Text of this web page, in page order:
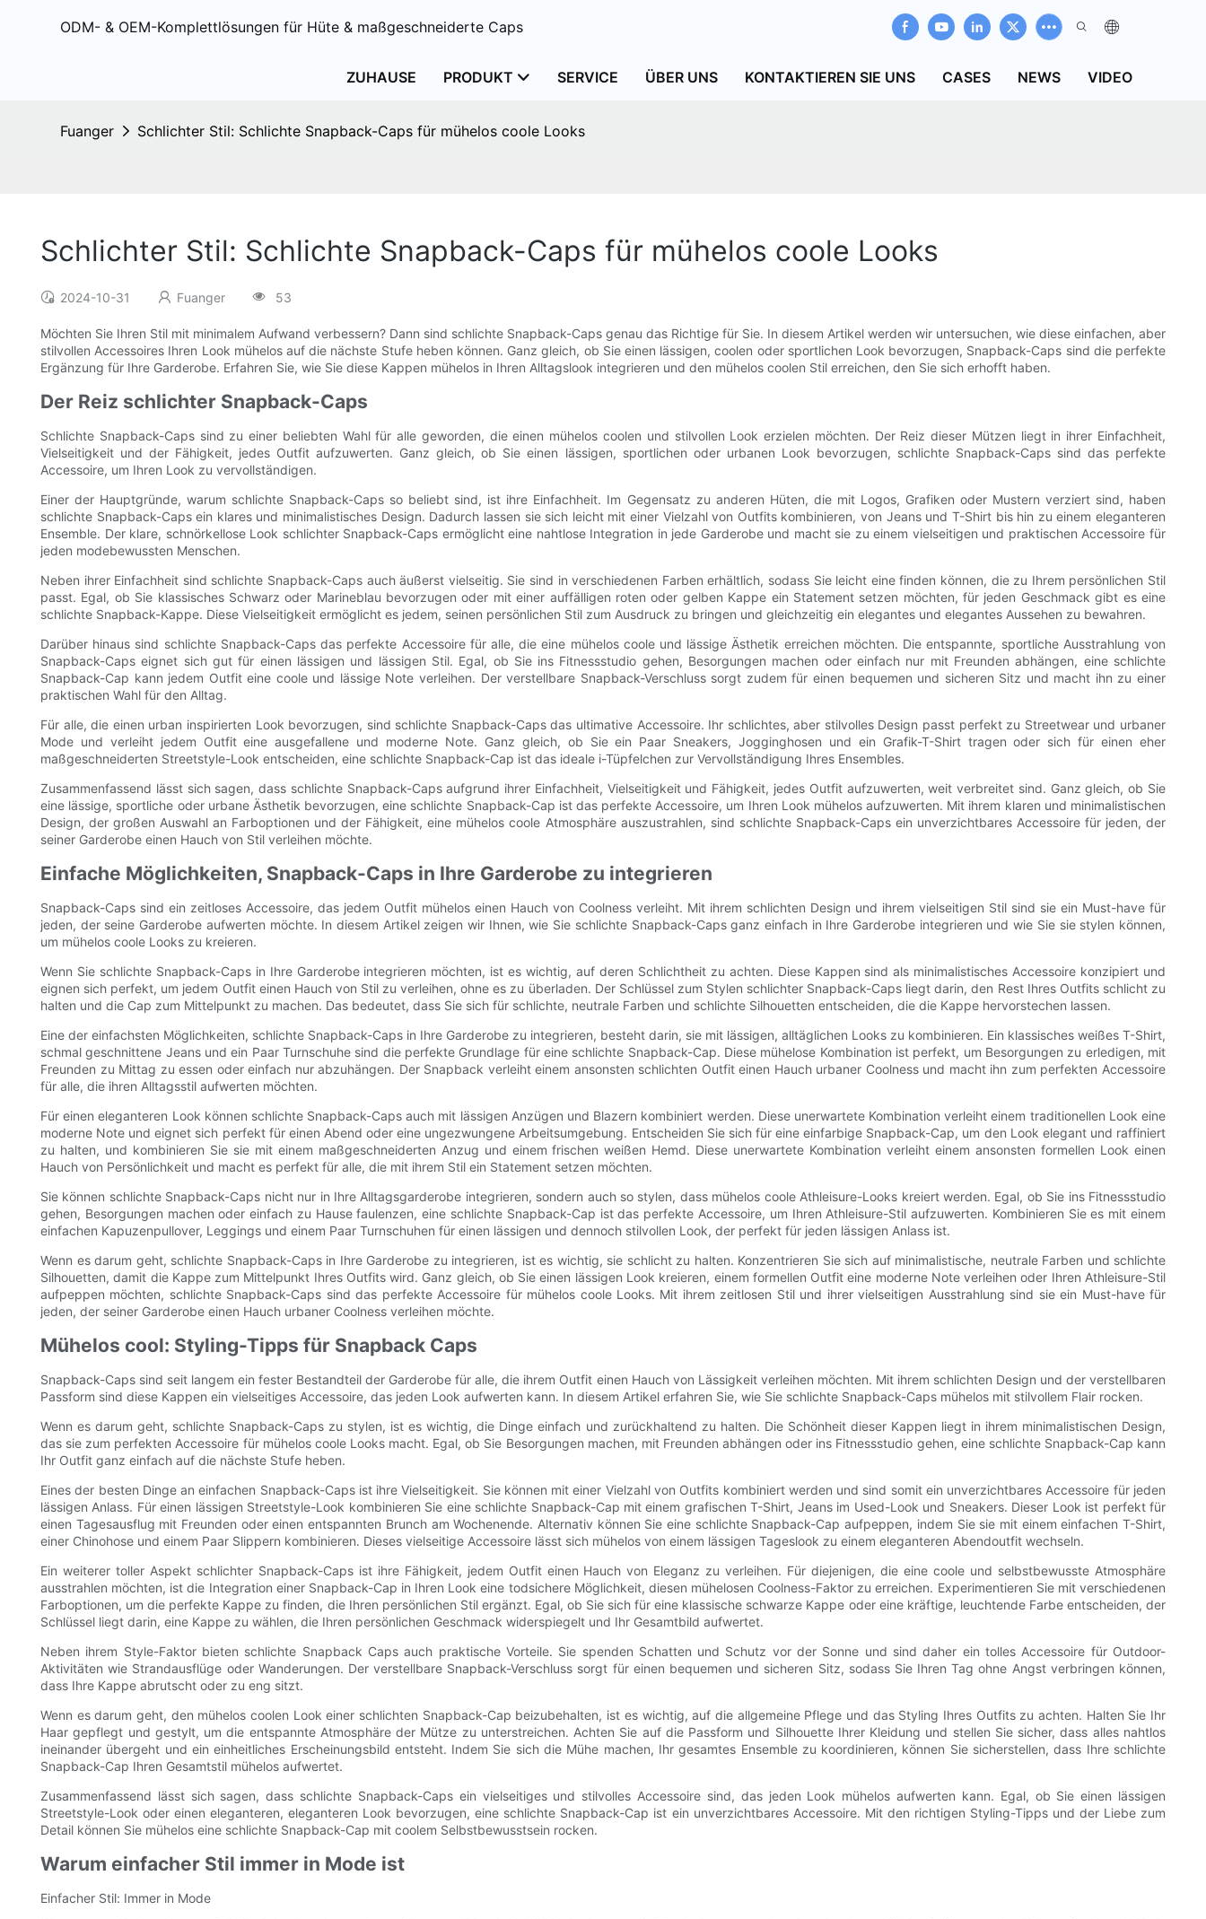
ODM- & OEM-Komplettlösungen für Hüte & maßgeschneiderte Caps
ZUHAUSE PRODUKT SERVICE ÜBER UNS KONTAKTIEREN SIE UNS CASES NEWS VIDEO
Fuanger Schlichter Stil: Schlichte Snapback-Caps für mühelos coole Looks
Schlichter Stil: Schlichte Snapback-Caps für mühelos coole Looks
2024-10-31 Fuanger 53
Möchten Sie Ihren Stil mit minimalem Aufwand verbessern? Dann sind schlichte Snapback-Caps genau das Richtige für Sie. In diesem Artikel werden wir untersuchen, wie diese einfachen, aber
stilvollen Accessoires Ihren Look mühelos auf die nächste Stufe heben können. Ganz gleich, ob Sie einen lässigen, coolen oder sportlichen Look bevorzugen, Snapback-Caps sind die perfekte
Ergänzung für Ihre Garderobe. Erfahren Sie, wie Sie diese Kappen mühelos in Ihren Alltagslook integrieren und den mühelos coolen Stil erreichen, den Sie sich erhofft haben.
Der Reiz schlichter Snapback-Caps
Schlichte Snapback-Caps sind zu einer beliebten Wahl für alle geworden, die einen mühelos coolen und stilvollen Look erzielen möchten. Der Reiz dieser Mützen liegt in ihrer Einfachheit,
Vielseitigkeit und der Fähigkeit, jedes Outfit aufzuwerten. Ganz gleich, ob Sie einen lässigen, sportlichen oder urbanen Look bevorzugen, schlichte Snapback-Caps sind das perfekte
Accessoire, um Ihren Look zu vervollständigen.
Einer der Hauptgründe, warum schlichte Snapback-Caps so beliebt sind, ist ihre Einfachheit. Im Gegensatz zu anderen Hüten, die mit Logos, Grafiken oder Mustern verziert sind, haben
schlichte Snapback-Caps ein klares und minimalistisches Design. Dadurch lassen sie sich leicht mit einer Vielzahl von Outfits kombinieren, von Jeans und T-Shirt bis hin zu einem eleganteren
Ensemble. Der klare, schnörkellose Look schlichter Snapback-Caps ermöglicht eine nahtlose Integration in jede Garderobe und macht sie zu einem vielseitigen und praktischen Accessoire für
jeden modebewussten Menschen.
Neben ihrer Einfachheit sind schlichte Snapback-Caps auch äußerst vielseitig. Sie sind in verschiedenen Farben erhältlich, sodass Sie leicht eine finden können, die zu Ihrem persönlichen Stil
passt. Egal, ob Sie klassisches Schwarz oder Marineblau bevorzugen oder mit einer auffälligen roten oder gelben Kappe ein Statement setzen möchten, für jeden Geschmack gibt es eine
schlichte Snapback-Kappe. Diese Vielseitigkeit ermöglicht es jedem, seinen persönlichen Stil zum Ausdruck zu bringen und gleichzeitig ein elegantes und elegantes Aussehen zu bewahren.
Darüber hinaus sind schlichte Snapback-Caps das perfekte Accessoire für alle, die eine mühelos coole und lässige Ästhetik erreichen möchten. Die entspannte, sportliche Ausstrahlung von
Snapback-Caps eignet sich gut für einen lässigen und lässigen Stil. Egal, ob Sie ins Fitnessstudio gehen, Besorgungen machen oder einfach nur mit Freunden abhängen, eine schlichte
Snapback-Cap kann jedem Outfit eine coole und lässige Note verleihen. Der verstellbare Snapback-Verschluss sorgt zudem für einen bequemen und sicheren Sitz und macht ihn zu einer
praktischen Wahl für den Alltag.
Für alle, die einen urban inspirierten Look bevorzugen, sind schlichte Snapback-Caps das ultimative Accessoire. Ihr schlichtes, aber stilvolles Design passt perfekt zu Streetwear und urbaner
Mode und verleiht jedem Outfit eine ausgefallene und moderne Note. Ganz gleich, ob Sie ein Paar Sneakers, Jogginghosen und ein Grafik-T-Shirt tragen oder sich für einen eher
maßgeschneiderten Streetstyle-Look entscheiden, eine schlichte Snapback-Cap ist das ideale i-Tüpfelchen zur Vervollständigung Ihres Ensembles.
Zusammenfassend lässt sich sagen, dass schlichte Snapback-Caps aufgrund ihrer Einfachheit, Vielseitigkeit und Fähigkeit, jedes Outfit aufzuwerten, weit verbreitet sind. Ganz gleich, ob Sie
eine lässige, sportliche oder urbane Ästhetik bevorzugen, eine schlichte Snapback-Cap ist das perfekte Accessoire, um Ihren Look mühelos aufzuwerten. Mit ihrem klaren und minimalistischen
Design, der großen Auswahl an Farboptionen und der Fähigkeit, eine mühelos coole Atmosphäre auszustrahlen, sind schlichte Snapback-Caps ein unverzichtbares Accessoire für jeden, der
seiner Garderobe einen Hauch von Stil verleihen möchte.
Einfache Möglichkeiten, Snapback-Caps in Ihre Garderobe zu integrieren
Snapback-Caps sind ein zeitloses Accessoire, das jedem Outfit mühelos einen Hauch von Coolness verleiht. Mit ihrem schlichten Design und ihrem vielseitigen Stil sind sie ein Must-have für
jeden, der seine Garderobe aufwerten möchte. In diesem Artikel zeigen wir Ihnen, wie Sie schlichte Snapback-Caps ganz einfach in Ihre Garderobe integrieren und wie Sie sie stylen können,
um mühelos coole Looks zu kreieren.
Wenn Sie schlichte Snapback-Caps in Ihre Garderobe integrieren möchten, ist es wichtig, auf deren Schlichtheit zu achten. Diese Kappen sind als minimalistisches Accessoire konzipiert und
eignen sich perfekt, um jedem Outfit einen Hauch von Stil zu verleihen, ohne es zu überladen. Der Schlüssel zum Stylen schlichter Snapback-Caps liegt darin, den Rest Ihres Outfits schlicht zu
halten und die Cap zum Mittelpunkt zu machen. Das bedeutet, dass Sie sich für schlichte, neutrale Farben und schlichte Silhouetten entscheiden, die die Kappe hervorstechen lassen.
Eine der einfachsten Möglichkeiten, schlichte Snapback-Caps in Ihre Garderobe zu integrieren, besteht darin, sie mit lässigen, alltäglichen Looks zu kombinieren. Ein klassisches weißes T-Shirt,
schmal geschnittene Jeans und ein Paar Turnschuhe sind die perfekte Grundlage für eine schlichte Snapback-Cap. Diese mühelose Kombination ist perfekt, um Besorgungen zu erledigen, mit
Freunden zu Mittag zu essen oder einfach nur abzuhängen. Der Snapback verleiht einem ansonsten schlichten Outfit einen Hauch urbaner Coolness und macht ihn zum perfekten Accessoire
für alle, die ihren Alltagsstil aufwerten möchten.
Für einen eleganteren Look können schlichte Snapback-Caps auch mit lässigen Anzügen und Blazern kombiniert werden. Diese unerwartete Kombination verleiht einem traditionellen Look eine
moderne Note und eignet sich perfekt für einen Abend oder eine ungezwungene Arbeitsumgebung. Entscheiden Sie sich für eine einfarbige Snapback-Cap, um den Look elegant und raffiniert
zu halten, und kombinieren Sie sie mit einem maßgeschneiderten Anzug und einem frischen weißen Hemd. Diese unerwartete Kombination verleiht einem ansonsten formellen Look einen
Hauch von Persönlichkeit und macht es perfekt für alle, die mit ihrem Stil ein Statement setzen möchten.
Sie können schlichte Snapback-Caps nicht nur in Ihre Alltagsgarderobe integrieren, sondern auch so stylen, dass mühelos coole Athleisure-Looks kreiert werden. Egal, ob Sie ins Fitnessstudio
gehen, Besorgungen machen oder einfach zu Hause faulenzen, eine schlichte Snapback-Cap ist das perfekte Accessoire, um Ihren Athleisure-Stil aufzuwerten. Kombinieren Sie es mit einem
einfachen Kapuzenpullover, Leggings und einem Paar Turnschuhen für einen lässigen und dennoch stilvollen Look, der perfekt für jeden lässigen Anlass ist.
Wenn es darum geht, schlichte Snapback-Caps in Ihre Garderobe zu integrieren, ist es wichtig, sie schlicht zu halten. Konzentrieren Sie sich auf minimalistische, neutrale Farben und schlichte
Silhouetten, damit die Kappe zum Mittelpunkt Ihres Outfits wird. Ganz gleich, ob Sie einen lässigen Look kreieren, einem formellen Outfit eine moderne Note verleihen oder Ihren Athleisure-Stil
aufpeppen möchten, schlichte Snapback-Caps sind das perfekte Accessoire für mühelos coole Looks. Mit ihrem zeitlosen Stil und ihrer vielseitigen Ausstrahlung sind sie ein Must-have für
jeden, der seiner Garderobe einen Hauch urbaner Coolness verleihen möchte.
Mühelos cool: Styling-Tipps für Snapback Caps
Snapback-Caps sind seit langem ein fester Bestandteil der Garderobe für alle, die ihrem Outfit einen Hauch von Lässigkeit verleihen möchten. Mit ihrem schlichten Design und der verstellbaren
Passform sind diese Kappen ein vielseitiges Accessoire, das jeden Look aufwerten kann. In diesem Artikel erfahren Sie, wie Sie schlichte Snapback-Caps mühelos mit stilvollem Flair rocken.
Wenn es darum geht, schlichte Snapback-Caps zu stylen, ist es wichtig, die Dinge einfach und zurückhaltend zu halten. Die Schönheit dieser Kappen liegt in ihrem minimalistischen Design,
das sie zum perfekten Accessoire für mühelos coole Looks macht. Egal, ob Sie Besorgungen machen, mit Freunden abhängen oder ins Fitnessstudio gehen, eine schlichte Snapback-Cap kann
Ihr Outfit ganz einfach auf die nächste Stufe heben.
Eines der besten Dinge an einfachen Snapback-Caps ist ihre Vielseitigkeit. Sie können mit einer Vielzahl von Outfits kombiniert werden und sind somit ein unverzichtbares Accessoire für jeden
lässigen Anlass. Für einen lässigen Streetstyle-Look kombinieren Sie eine schlichte Snapback-Cap mit einem grafischen T-Shirt, Jeans im Used-Look und Sneakers. Dieser Look ist perfekt für
einen Tagesausflug mit Freunden oder einen entspannten Brunch am Wochenende. Alternativ können Sie eine schlichte Snapback-Cap aufpeppen, indem Sie sie mit einem einfachen T-Shirt,
einer Chinohose und einem Paar Slippern kombinieren. Dieses vielseitige Accessoire lässt sich mühelos von einem lässigen Tageslook zu einem eleganteren Abendoutfit wechseln.
Ein weiterer toller Aspekt schlichter Snapback-Caps ist ihre Fähigkeit, jedem Outfit einen Hauch von Eleganz zu verleihen. Für diejenigen, die eine coole und selbstbewusste Atmosphäre
ausstrahlen möchten, ist die Integration einer Snapback-Cap in Ihren Look eine todsichere Möglichkeit, diesen mühelosen Coolness-Faktor zu erreichen. Experimentieren Sie mit verschiedenen
Farboptionen, um die perfekte Kappe zu finden, die Ihren persönlichen Stil ergänzt. Egal, ob Sie sich für eine klassische schwarze Kappe oder eine kräftige, leuchtende Farbe entscheiden, der
Schlüssel liegt darin, eine Kappe zu wählen, die Ihren persönlichen Geschmack widerspiegelt und Ihr Gesamtbild aufwertet.
Neben ihrem Style-Faktor bieten schlichte Snapback Caps auch praktische Vorteile. Sie spenden Schatten und Schutz vor der Sonne und sind daher ein tolles Accessoire für Outdoor-
Aktivitäten wie Strandausflüge oder Wanderungen. Der verstellbare Snapback-Verschluss sorgt für einen bequemen und sicheren Sitz, sodass Sie Ihren Tag ohne Angst verbringen können,
dass Ihre Kappe abrutscht oder zu eng sitzt.
Wenn es darum geht, den mühelos coolen Look einer schlichten Snapback-Cap beizubehalten, ist es wichtig, auf die allgemeine Pflege und das Styling Ihres Outfits zu achten. Halten Sie Ihr
Haar gepflegt und gestylt, um die entspannte Atmosphäre der Mütze zu unterstreichen. Achten Sie auf die Passform und Silhouette Ihrer Kleidung und stellen Sie sicher, dass alles nahtlos
ineinander übergeht und ein einheitliches Erscheinungsbild entsteht. Indem Sie sich die Mühe machen, Ihr gesamtes Ensemble zu koordinieren, können Sie sicherstellen, dass Ihre schlichte
Snapback-Cap Ihren Gesamtstil mühelos aufwertet.
Zusammenfassend lässt sich sagen, dass schlichte Snapback-Caps ein vielseitiges und stilvolles Accessoire sind, das jeden Look mühelos aufwerten kann. Egal, ob Sie einen lässigen
Streetstyle-Look oder einen eleganteren, eleganteren Look bevorzugen, eine schlichte Snapback-Cap ist ein unverzichtbares Accessoire. Mit den richtigen Styling-Tipps und der Liebe zum
Detail können Sie mühelos eine schlichte Snapback-Cap mit coolem Selbstbewusstsein rocken.
Warum einfacher Stil immer in Mode ist
Einfacher Stil: Immer in Mode